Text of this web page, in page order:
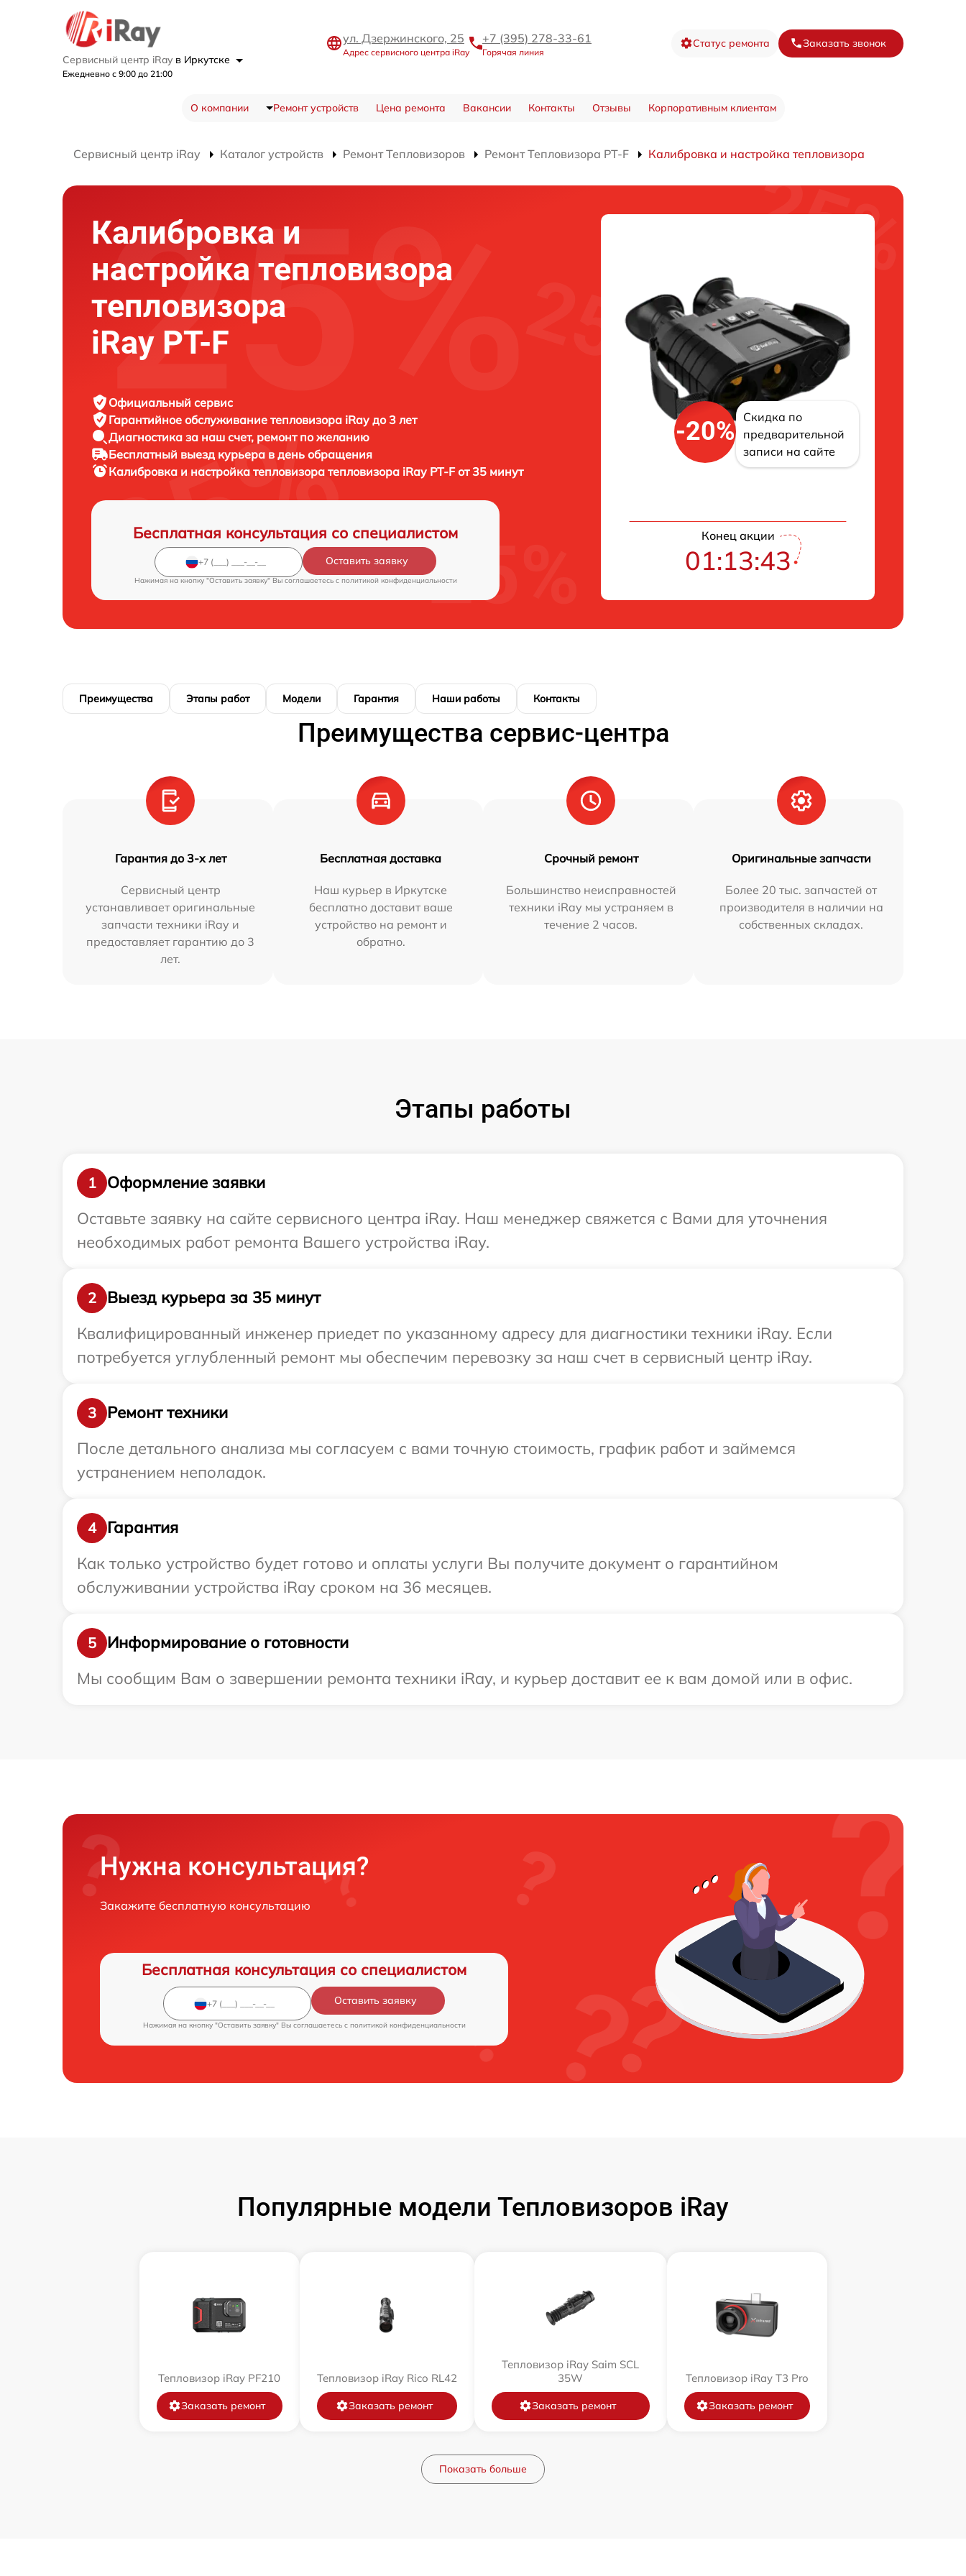
Сервисный центр iRay в Иркутске
Ежедневно с 9:00 до 21:00
ул. Дзержинского, 25
Адрес сервисного центра iRay
+7 (395) 278-33-61
Горячая линия
Статус ремонта Заказать звонок
О компании Ремонт устройств Цена ремонта Вакансии Контакты Отзывы Корпоративным клиентам
Сервисный центр iRay Каталог устройств Ремонт Тепловизоров Ремонт Тепловизора PT-F Калибровка и настройка тепловизора
Калибровка и
настройка тепловизора
тепловизора
iRay PT-F
Официальный сервис
Гарантийное обслуживание тепловизора iRay до 3 лет
Диагностика за наш счет, ремонт по желанию
Бесплатный выезд курьера в день обращения
Калибровка и настройка тепловизора тепловизора iRay PT-F от 35 минут
Бесплатная консультация со специалистом
Оставить заявку
Нажимая на кнопку "Оставить заявку" Вы соглашаетесь c политикой конфиденциальности
-20%
Скидка по
предварительной
записи на сайте
Конец акции
01:13:42
Преимущества Этапы работ Модели Гарантия Наши работы Контакты
Преимущества сервис-центра
Гарантия до 3-х лет
Сервисный центр
устанавливает оригинальные
запчасти техники iRay и
предоставляет гарантию до 3
лет.
Бесплатная доставка
Наш курьер в Иркутске
бесплатно доставит ваше
устройство на ремонт и
обратно.
Срочный ремонт
Большинство неисправностей
техники iRay мы устраняем в
течение 2 часов.
Оригинальные запчасти
Более 20 тыс. запчастей от
производителя в наличии на
собственных складах.
Этапы работы
1
Оформление заявки
Оставьте заявку на сайте сервисного центра iRay. Наш менеджер свяжется с Вами для уточнения
необходимых работ ремонта Вашего устройства iRay.
2
Выезд курьера за 35 минут
Квалифицированный инженер приедет по указанному адресу для диагностики техники iRay. Если
потребуется углубленный ремонт мы обеспечим перевозку за наш счет в сервисный центр iRay.
3
Ремонт техники
После детального анализа мы согласуем с вами точную стоимость, график работ и займемся
устранением неполадок.
4
Гарантия
Как только устройство будет готово и оплаты услуги Вы получите документ о гарантийном
обслуживании устройства iRay сроком на 36 месяцев.
5
Информирование о готовности
Мы сообщим Вам о завершении ремонта техники iRay, и курьер доставит ее к вам домой или в офис.
Нужна консультация?
Закажите бесплатную консультацию
Бесплатная консультация со специалистом
Оставить заявку
Нажимая на кнопку "Оставить заявку" Вы соглашаетесь c политикой конфиденциальности
Популярные модели Тепловизоров iRay
Тепловизор iRay PF210
Заказать ремонт
Тепловизор iRay Rico RL42
Заказать ремонт
Тепловизор iRay Saim SCL
35W
Заказать ремонт
Тепловизор iRay T3 Pro
Заказать ремонт
Показать больше